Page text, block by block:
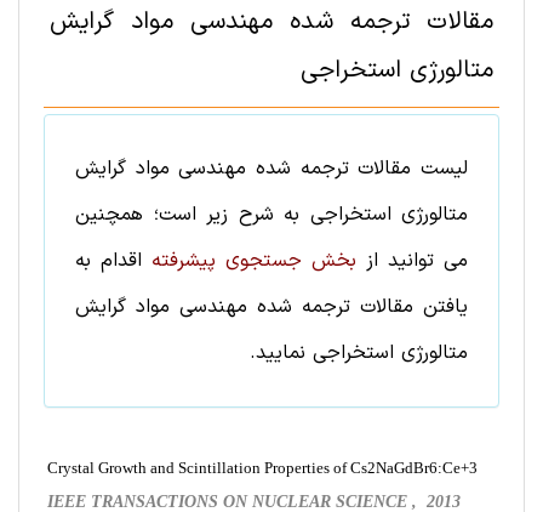
مقالات ترجمه شده مهندسی مواد گرایش
متالورژی استخراجی‌
لیست مقالات ترجمه شده مهندسی مواد گرایش
متالورژی استخراجی‌ به شرح زیر است؛ همچنین
می توانید از بخش جستجوی پیشرفته اقدام به
یافتن مقالات ترجمه شده مهندسی مواد گرایش
متالورژی استخراجی‌ نمایید.
Crystal Growth and Scintillation Properties of Cs2NaGdBr6:Ce+3
IEEE TRANSACTIONS ON NUCLEAR SCIENCE , 2013